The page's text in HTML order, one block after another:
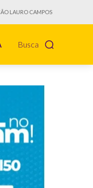
LAURO CAMPOS
Busca